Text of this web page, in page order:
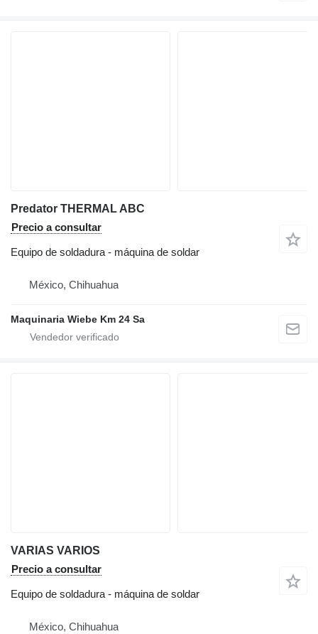
Predator THERMAL ABC
Precio a consultar
Equipo de soldadura - máquina de soldar
México, Chihuahua
Maquinaria Wiebe Km 24 Sa
VARIAS VARIOS
Precio a consultar
Equipo de soldadura - máquina de soldar
México, Chihuahua